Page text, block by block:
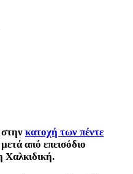
κατοχή των πέντε
από επεισόδιο
Χαλκιδική.